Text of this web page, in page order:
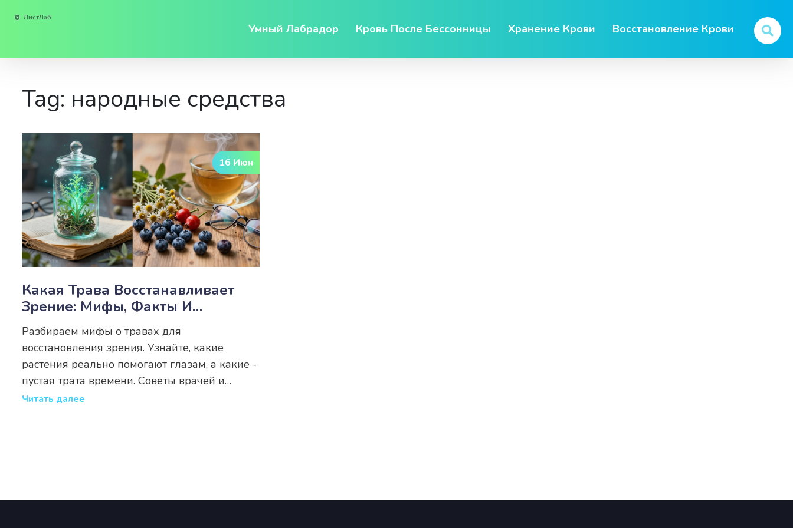
Умный Лабрадор Кровь После Бессонницы Хранение Крови Восстановление Крови
Tag: народные средства
16 Июн
Какая Трава Восстанавливает
Зрение: Мифы, Факты И
Реальные Методы
Разбираем мифы о травах для
восстановления зрения. Узнайте, какие
растения реально помогают глазам, а какие -
пустая трата времени. Советы врачей и
научные факты.
Читать далее